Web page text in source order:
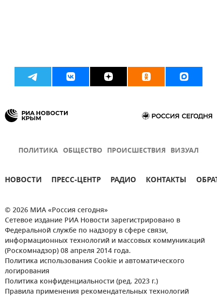
ПОЛИТИКА ОБЩЕСТВО ПРОИСШЕСТВИЯ ВИЗУАЛ
НОВОСТИ ПРЕСС-ЦЕНТР РАДИО КОНТАКТЫ
© 2026 МИА «Россия сегодня»
Сетевое издание РИА Новости зарегистрировано в
Федеральной службе по надзору в сфере связи,
информационных технологий и массовых коммуникаций
(Роскомнадзор) 08 апреля 2014 года.
Политика использования Cookie и автоматического
логирования
Политика конфиденциальности (ред. 2023 г.)
Правила применения рекомендательных технологий